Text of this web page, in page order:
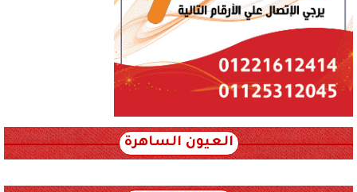
العيون الساهرة